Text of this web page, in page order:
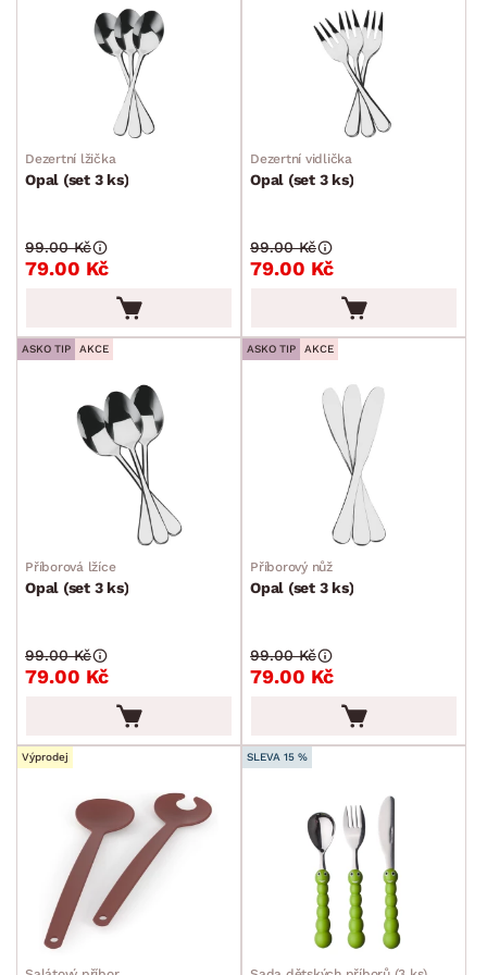
cm max.
cm max.
min. cm
MATERIÁL
POVRCHOVÁ ÚPRAVA
MÍSTNOST
Dezertní lžička
Opal (set 3 ks)
79.00 Kč
99.00 Kč
Dezertní vidlička
Opal (set 3 ks)
79.00 Kč
99.00 Kč
ASKO TIP AKCE
Příborová lžíce
Opal (set 3 ks)
79.00 Kč
99.00 Kč
ASKO TIP AKCE
Příborový nůž
Opal (set 3 ks)
79.00 Kč
99.00 Kč
Výprodej SLEVA 15 %